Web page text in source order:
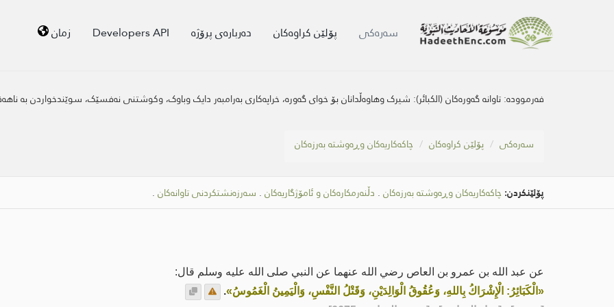
سه‌ره‌كی پۆلێن کراوەکان دەربارەی پرۆژە Developers API زمان
فەرموودە:تاوانە گەورەکان (الکبائر): شیرک وهاوەڵدانان بۆ خوای گەورە، خراپەکاری بەرامبەر دایک وباوک، وکوشتنی نەفسێک، سوێندخواردن بە
سه‌ره‌كی پۆلێن کراوەکان چاكەكاریەكان وڕەوشتە بەرزەکان
پۆلێنکردن: چاكەكاریەكان وڕەوشتە بەرزەکان . دڵنەرمکارەکان و ئامۆژگاریەکان . سەرزەنشتکردنی تاوانەکان .
عن عبد الله بن عمرو بن العاص رضي الله عنهما عن النبي صلى الله عليه وسلم قال:
«الْكَبَائِرُ: الْإِشْرَاكُ بِاللهِ، وَعُقُوقُ الْوَالِدَيْنِ، وَقَتْلُ النَّفْسِ، وَالْيَمِينُ الْغَمُوسُ».